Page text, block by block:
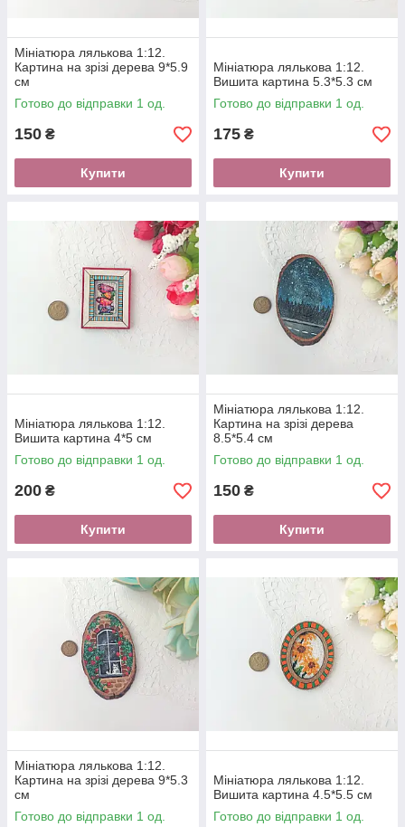
Мініатюра лялькова 1:12.
Картина на зрізі дерева 9*5.9
см
Готово до відправки 1 од.
150 ₴
Купити
Мініатюра лялькова 1:12.
Вишита картина 5.3*5.3 см
Готово до відправки 1 од.
175 ₴
Купити
Мініатюра лялькова 1:12.
Вишита картина 4*5 см
Готово до відправки 1 од.
200 ₴
Купити
Мініатюра лялькова 1:12.
Картина на зрізі дерева
8.5*5.4 см
Готово до відправки 1 од.
150 ₴
Купити
Мініатюра лялькова 1:12.
Картина на зрізі дерева 9*5.3
см
Готово до відправки 1 од.
Мініатюра лялькова 1:12.
Вишита картина 4.5*5.5 см
Готово до відправки 1 од.